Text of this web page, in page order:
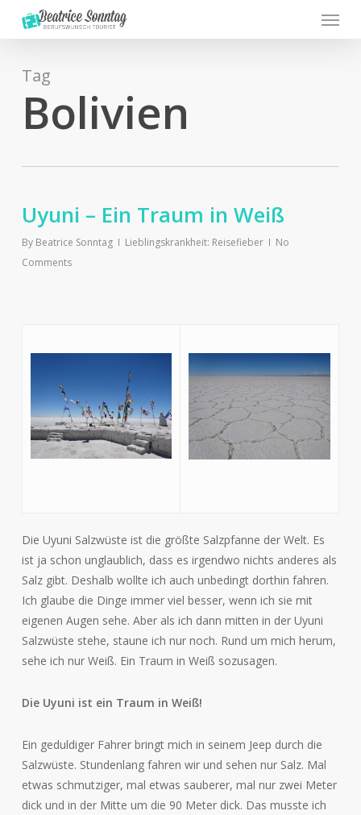
content
Menu
Tag
Bolivien
Uyuni – Ein Traum in Weiß
By Beatrice Sonntag Lieblingskrankheit: Reisefieber
No
Comments
Die Uyuni Salzwüste ist die größte Salzpfanne der Welt. Es
ist ja schon unglaublich, dass es irgendwo nichts anderes als
Salz gibt. Deshalb wollte ich auch unbedingt dorthin fahren.
Ich glaube die Dinge immer viel besser, wenn ich sie mit
eigenen Augen sehe. Aber als ich dann mitten in der Uyuni
Salzwüste stehe, staune ich nur noch. Rund um mich herum,
sehe ich nur Weiß. Ein Traum in Weiß sozusagen.
Die Uyuni ist ein Traum in Weiß!
Ein geduldiger Fahrer bringt mich in seinem Jeep durch die
Salzwüste. Stundenlang fahren wir und sehen nur Salz. Mal
etwas schmutziger, mal etwas sauberer, mal nur zwei Meter
dick und in der Mitte um die 90 Meter dick. Das musste ich